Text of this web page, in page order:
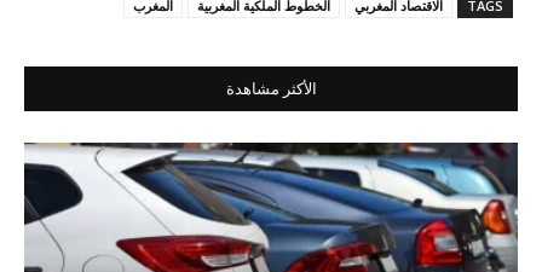
TAGS الاقتصاد المغربي الخطوط الملكية المغربية المغرب
الأكثر مشاهدة